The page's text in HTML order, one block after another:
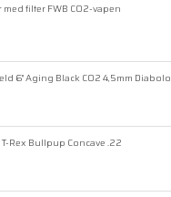
filter FWB CO2-vapen
6" Aging Black CO2 4,5mm Diabolo
Rex Bullpup Concave .22